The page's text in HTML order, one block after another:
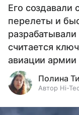
Его создавали
перелеты и
считается
авиации
Полина
Автор Hi-